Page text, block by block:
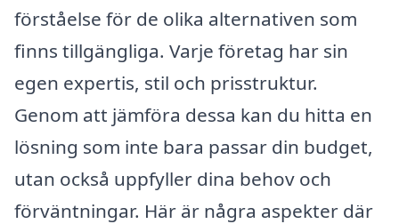
förståelse för de olika alternativen som
finns tillgängliga. Varje företag har sin
egen expertis, stil och prisstruktur.
Genom att jämföra dessa kan du hitta en
lösning som inte bara passar din budget,
utan också uppfyller dina behov och
förväntningar. Här är några aspekter där